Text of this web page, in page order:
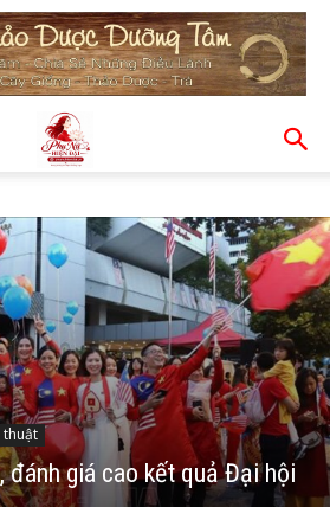
thuật
đánh giá cao kết quả Đại hội